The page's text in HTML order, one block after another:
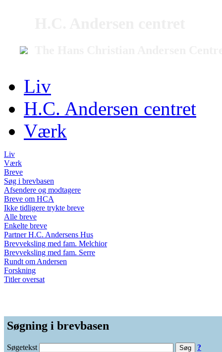
Liv
H.C. Andersen centret
Værk
Liv
Værk
Breve
Søg i brevbasen
Afsendere og modtagere
Breve om HCA
Ikke tidligere trykte breve
Alle breve
Enkelte breve
Partner H.C. Andersens Hus
Brevveksling med fam. Melchior
Brevveksling med fam. Serre
Rundt om Andersen
Forskning
Titler oversat
Søgning i brevbasen
Søgetekst ?